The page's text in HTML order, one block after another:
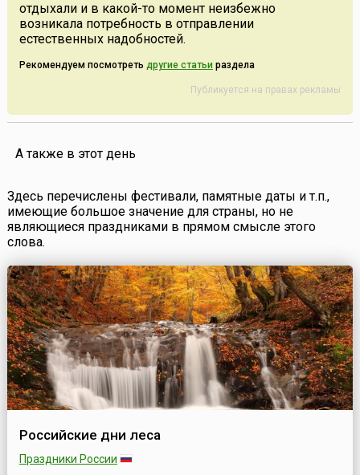
отдыхали и в какой-то момент неизбежно
возникала потребность в отправлении
естественных надобностей.
Рекомендуем посмотреть другие статьи раздела
Публикуется на правах рекламы
А также в этот день
Здесь перечислены фестивали, памятные даты и т.п.,
имеющие большое значение для страны, но не
являющиеся праздниками в прямом смысле этого
слова.
Российские дни леса
Праздники России